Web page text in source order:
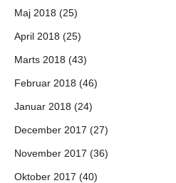
Maj 2018 (25)
April 2018 (25)
Marts 2018 (43)
Februar 2018 (46)
Januar 2018 (24)
December 2017 (27)
November 2017 (36)
Oktober 2017 (40)